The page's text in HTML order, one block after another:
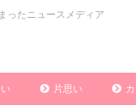
ったニュースメディア
片思い